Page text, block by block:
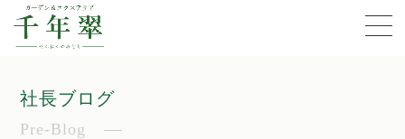
社長ブログ
Pre-Blog